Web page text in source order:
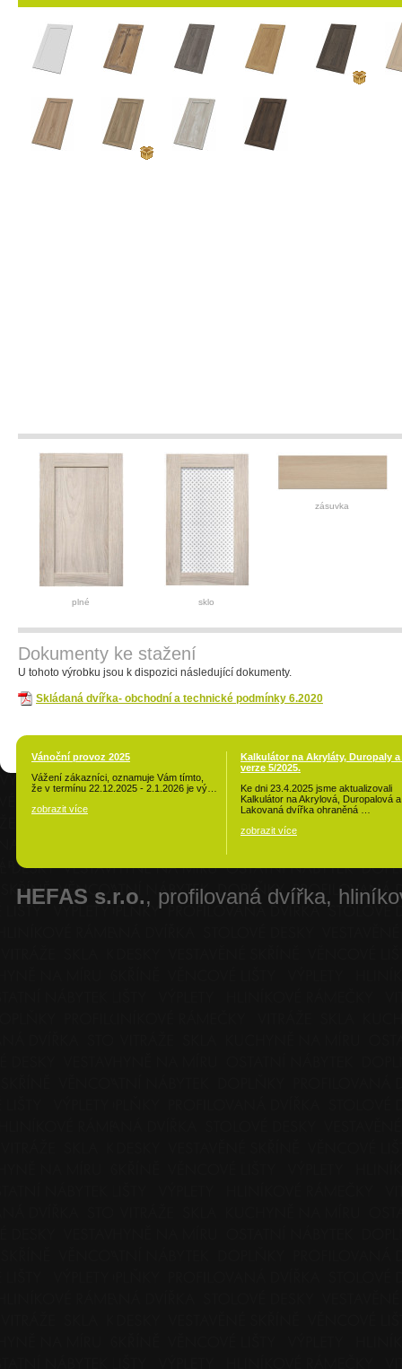
plné sklo
zásuvka
Dokumenty ke stažení
U tohoto výrobku jsou k dispozici následující dokumenty.
Skládaná dvířka- obchodní a technické podmínky 6.2020
Vánoční provoz 2025
Vážení zákazníci, oznamuje Vám tímto,
že v termínu 22.12.2025 - 2.1.2026 je vý…
zobrazit více
Kalkulátor na Akryláty, Duropaly a
verze 5/2025.
Ke dni 23.4.2025 jsme aktualizovali
Kalkulátor na Akrylová, Duropalová a
Lakovaná dvířka ohraněná …
zobrazit více
HEFAS s.r.o., profilovaná dvířka,